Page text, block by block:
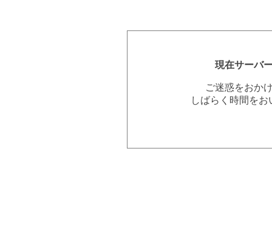
現在サーバ
ご迷惑をおか
しばらく時間を